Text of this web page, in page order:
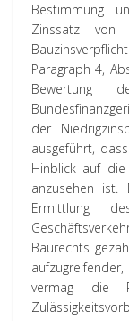
Bestimmung
Zinssatz
Paragraph 4,
Bewertung
der
ausgeführt,
Hinblick auf
anzusehen ist.
Ermittlung
Baurechts
vermag die